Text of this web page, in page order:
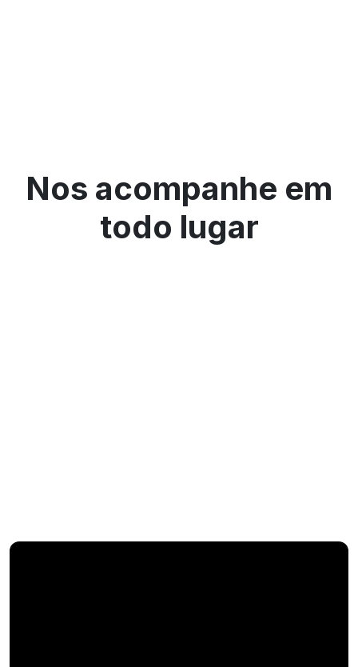
Nos acompanhe em
todo lugar